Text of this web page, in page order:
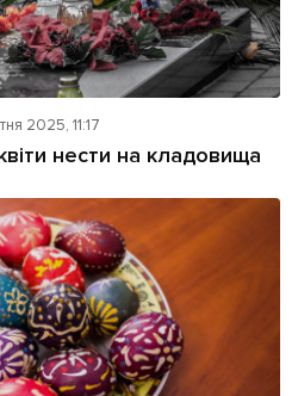
2025, 11:17
нести на кладовища